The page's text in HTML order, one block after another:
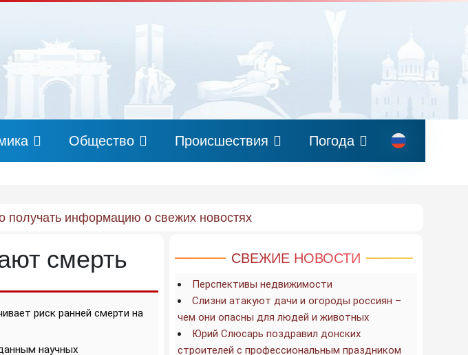
Общество Происшествия Погода
получать информацию о свежих новостях
смерть
риск ранней смерти на
научных
СВЕЖИЕ НОВОСТИ
Перспективы недвижимости
Слизни атакуют дачи и огороды россиян –
чем они опасны для людей и животных
Юрий Слюсарь поздравил донских
строителей с профессиональным праздником